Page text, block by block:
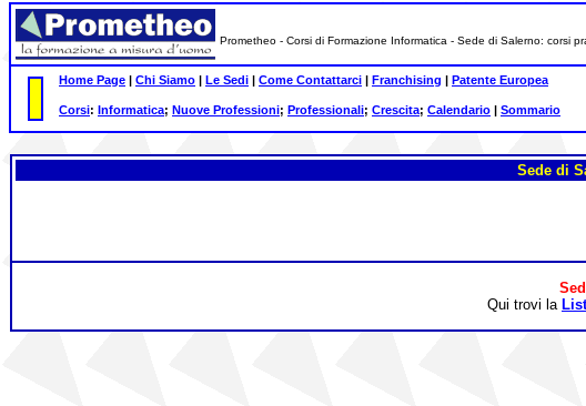
Prometheo - Corsi di Formazione Informatica - Sede di Salerno: corsi
Home Page | Chi Siamo | Le Sedi | Come Contattarci | Franchising | Patente Europea
Corsi: Informatica; Nuove Professioni; Professionali; Crescita; Calendario | Sommario
Sede di
Qui trovi la